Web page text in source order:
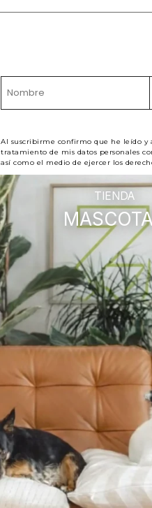
Al suscribirme confirmo que he leído y
tratamiento de mis datos personales
así como el medio de ejercer los
TIENDA